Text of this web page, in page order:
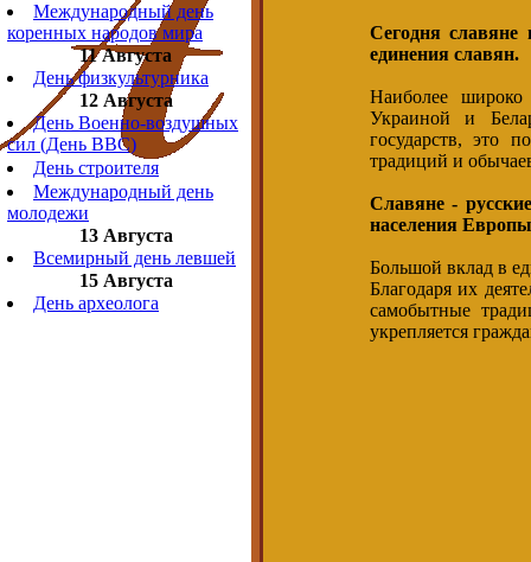
Международный день
коренных народов мира
11 Августа
День физкультурника
12 Августа
День Военно-воздушных
сил (День ВВС)
День строителя
Международный день
молодежи
13 Августа
Всемирный день левшей
15 Августа
День археолога
Сегодня
единения славян.
Наиболее
Украиной и
государств, это
традиций и
Славяне -
населения Европы
Большой вклад в
Благодаря их
самобытные
укрепляется